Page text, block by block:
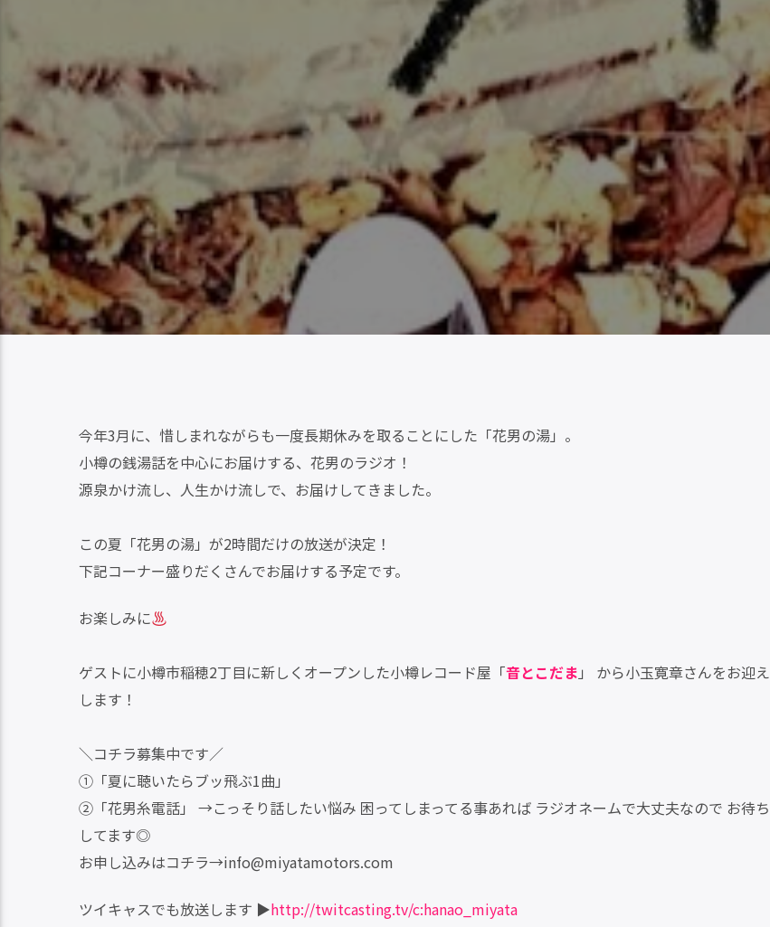
今年3月に、惜しまれながらも一度長期休みを取ることにした「花男の湯」。
小樽の銭湯話を中心にお届けする、花男のラジオ！
源泉かけ流し、人生かけ流しで、お届けしてきました。
この夏「花男の湯」が2時間だけの放送が決定！
下記コーナー盛りだくさんでお届けする予定です。
お楽しみに
ゲストに小樽市稲穂2丁目に新しくオープンした小樽レコード屋「音とこだま 」 から小玉寛章さんをお迎え
します！
＼コチラ募集中です／
①「夏に聴いたらブッ飛ぶ1曲」
②「花男糸電話」 →こっそり話したい悩み 困ってしまってる事あれば ラジオネームで大丈夫なので お待ち
してます◎
お申し込みはコチラ→info@miyatamotors.com
ツイキャスでも放送します ▶︎http://twitcasting.tv/c:hanao_miyata